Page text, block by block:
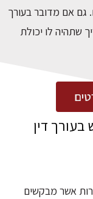
גם אם מדובר בעורך
שתהיה לו יכולת
דין
אשר מבקשים